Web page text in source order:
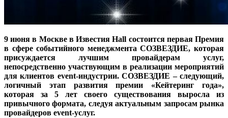
9 июня в Москве в Известия Hall состоится первая Премия
в сфере событийного менеджмента СОЗВЕЗДИЕ, которая
присуждается лучшим провайдерам услуг,
непосредственно участвующим в реализации мероприятий
для клиентов event-индустрии. СОЗВЕЗДИЕ – следующий,
логичный этап развития премии «Кейтеринг года»,
которая за 5 лет своего существования выросла из
привычного формата, следуя актуальным запросам рынка
провайдеров event-услуг.